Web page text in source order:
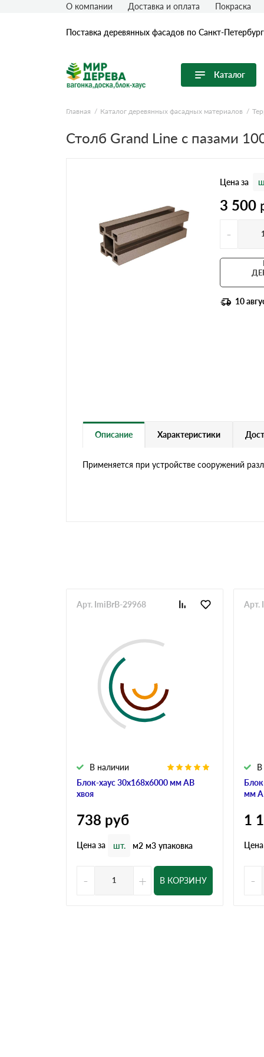
Поставка деревянных фасадов по Санкт-
Каталог
Перейти в каталог
Продуктовые линейки
Половая (Шпунтованная) доска
Термообработанная древесина
Террасная доска
О компании Доставка и оплата Покраска
Главная Каталог деревянных фасадных материалов
Столб Grand Line с пазами
Цена за
3 500
-
10
Описание Характеристики
Применяется при устройстве сооружений
Блок-хаус 30x168x6000 мм АВ
хвоя
В наличии
Арт. ImiBrB-29968
738 руб
Цена за шт. м2 м3 упаковка
- + В КОРЗИНУ
мм
В
Арт.
1
Цена
-